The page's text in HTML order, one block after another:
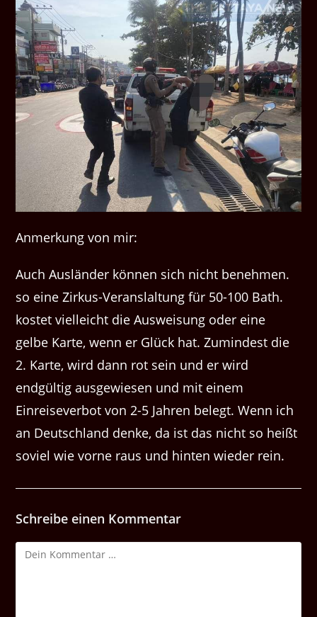
Anmerkung von mir:
Auch Ausländer können sich nicht benehmen.
so eine Zirkus-Veranslaltung für 50-100 Bath.
kostet vielleicht die Ausweisung oder eine
gelbe Karte, wenn er Glück hat. Zumindest die
2. Karte, wird dann rot sein und er wird
endgültig ausgewiesen und mit einem
Einreiseverbot von 2-5 Jahren belegt. Wenn ich
an Deutschland denke, da ist das nicht so heißt
soviel wie vorne raus und hinten wieder rein.
Schreibe einen Kommentar
Kommentar